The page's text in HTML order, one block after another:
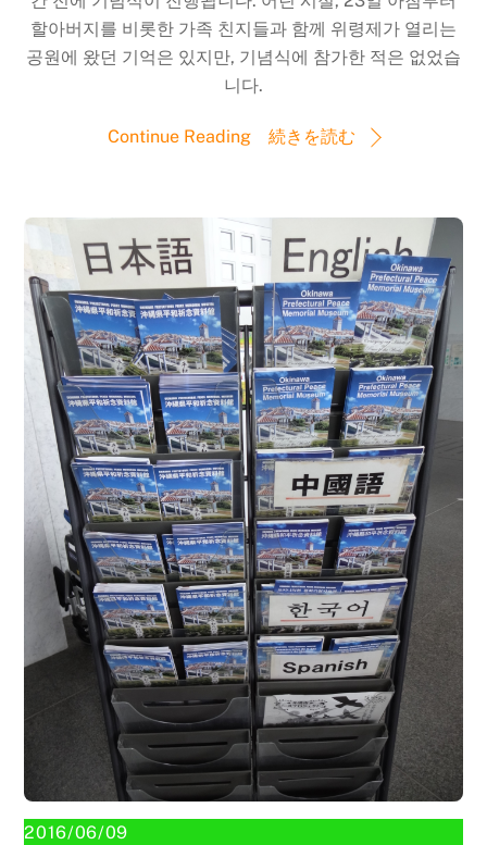
할아버지를 비롯한 가족 친지들과 함께 위령제가 열리는
공원에 왔던 기억은 있지만, 기념식에 참가한 적은 없었습
니다.
Continue Reading 続きを読む
2016/06/09